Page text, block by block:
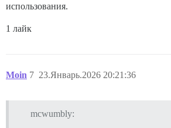
использования.
1 лайк
Moin 23.Январь.2026 20:21:36
7
mcwumbly: